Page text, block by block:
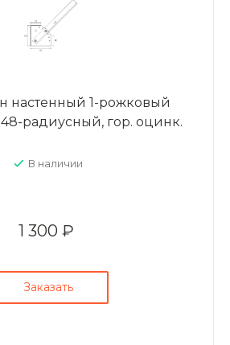
настенный 1-рожковый
48-радиусный, гор. оцинк.
В наличии
1 300 ₽
Заказать